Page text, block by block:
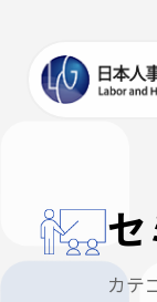
カテ